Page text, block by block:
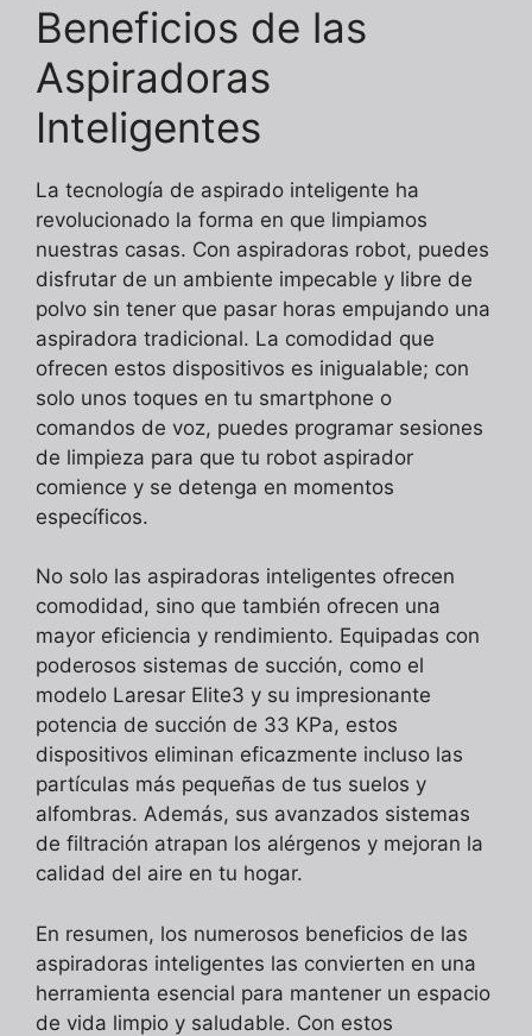
Beneficios de las
Aspiradoras
Inteligentes
La tecnología de aspirado inteligente ha
revolucionado la forma en que limpiamos
nuestras casas. Con aspiradoras robot, puedes
disfrutar de un ambiente impecable y libre de
polvo sin tener que pasar horas empujando una
aspiradora tradicional. La comodidad que
ofrecen estos dispositivos es inigualable; con
solo unos toques en tu smartphone o
comandos de voz, puedes programar sesiones
de limpieza para que tu robot aspirador
comience y se detenga en momentos
específicos.
No solo las aspiradoras inteligentes ofrecen
comodidad, sino que también ofrecen una
mayor eficiencia y rendimiento. Equipadas con
poderosos sistemas de succión, como el
modelo Laresar Elite3 y su impresionante
potencia de succión de 33 KPa, estos
dispositivos eliminan eficazmente incluso las
partículas más pequeñas de tus suelos y
alfombras. Además, sus avanzados sistemas
de filtración atrapan los alérgenos y mejoran la
calidad del aire en tu hogar.
En resumen, los numerosos beneficios de las
aspiradoras inteligentes las convierten en una
herramienta esencial para mantener un espacio
de vida limpio y saludable. Con estos